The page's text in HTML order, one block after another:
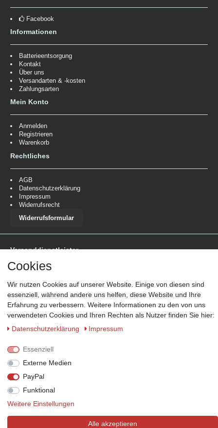
Facebook
Informationen
Batterieentsorgung
Kontakt
Über uns
Versandarten & -kosten
Zahlungsarten
Mein Konto
Anmelden
Registrieren
Warenkorb
Rechtliches
AGB
Datenschutzerklärung
Impressum
Widerrufsrecht
Widerrufsformular
Versanddienstleister
*Lieferzeit: 1-3 Werktage / 4-5 Werktage - je nach Artikelgruppe.
Informationen
Zahlungsmöglichkeiten
Wir behalten uns das Recht vor im Einzelfall bestimmte
Zahlungsarten auszuschließen.
© Copyright 2026 Marabella´s | Alle Rechte vorbehalten. | Grundpreise
Cookies
Wir nutzen Cookies auf unserer Website. Einige von diesen sind
essenziell, während andere uns helfen, diese Website und Ihre
Erfahrung zu verbessern. Weitere Informationen zu den von uns
verwendeten Cookies und Ihren Rechten als Nutzer finden Sie hier:
Daten­schutz­erklärung
Impressum
Essenziell
Externe Medien
PayPal
Funktional
Weitere Einstellungen
Alle akzeptieren